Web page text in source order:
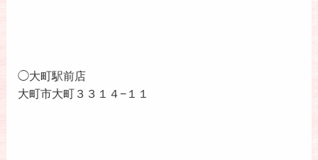
◯大町駅前店
大町市大町３３１４−１１